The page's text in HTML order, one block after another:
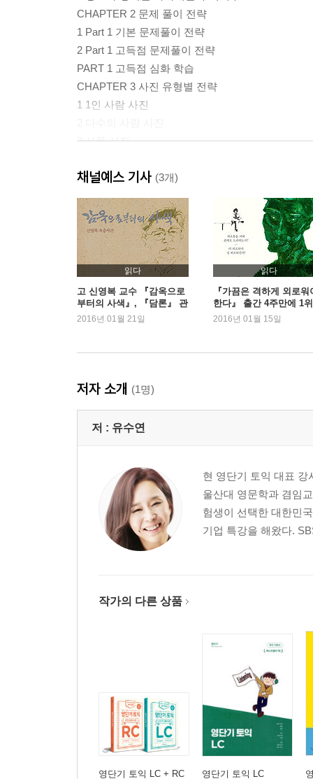
CHAPTER 2 문제 풀이 전략
1 Part 1 기본 문제풀이 전략
2 Part 1 고득점 문제풀이 전략
PART 1 고득점 심화 학습
CHAPTER 3 사진 유형별 전략
1 1인 사람 사진
3 사물 사진
1 회사 업무 / 작업 / 교통 / 거리
2 식당 / 여가 / 상점 / 가정
3 자연 / 풍경
PART 1 Actual Test
PART 2
PART 2 기본 학습
CHAPTER 1 기본 질문 패턴과 빈출 질문 100
1 의문사 기본 질문 패턴
1 질문의 의도 파악과 오답 소거
2 오답 소거 훈련
3 빈출 질문/답변 패턴 한눈에 보기
CHAPTER 3 의문사
1 Who 의문문
2 When 의문문
3 Where 의문문
4 Why 의문문
CHAPTER 4 조동사
2 부가 의문문
3 간접 의문문
4 선택 의문문
채널예스 기사 (3개)
읽다
고 신영복 교수 『감옥으로
부터의 사색』, 『담론』 관
심 재조명
2016년 01월 21일
읽다
『가끔은 격하게 외로워
한다』 출간 4주만에 1위
2016년 01월 15일
저자 소개 (1명)
저 : 유수연
현 영단기 토익 대표
울산대 영문학과 겸임
험생이 선택한 대한민
기업 특강을 해왔다.
작가의 다른 상품
영단기 토익 LC + RC 영단기 토익 LC